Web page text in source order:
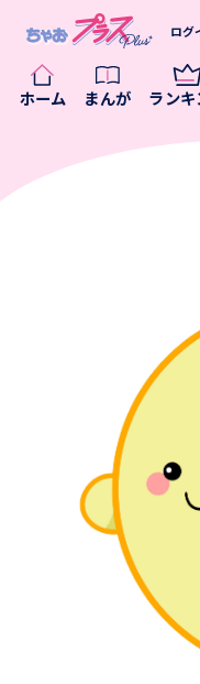
ホーム まんが ランキ
ログ